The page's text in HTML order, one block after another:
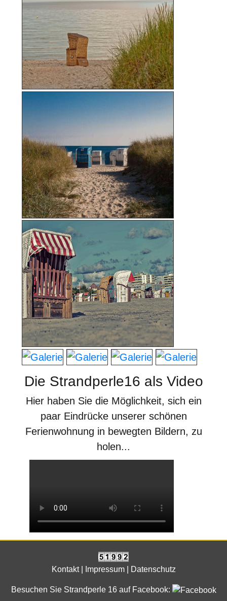
Die Strandperle16 als Video
Hier haben Sie die Möglichkeit, sich ein
paar Eindrücke unserer schönen
Ferienwohnung in bewegten Bildern, zu
holen...
Kontakt | Impressum | Datenschutz
Besuchen Sie Strandperle 16 auf Facebook: